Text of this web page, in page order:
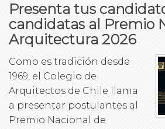
Presenta tus
candidatas al Premio
Arquitectura 2026
Como es tradición desde
1969, el Colegio de
Arquitectos de Chile llama
a presentar postulantes al
Premio Nacional de